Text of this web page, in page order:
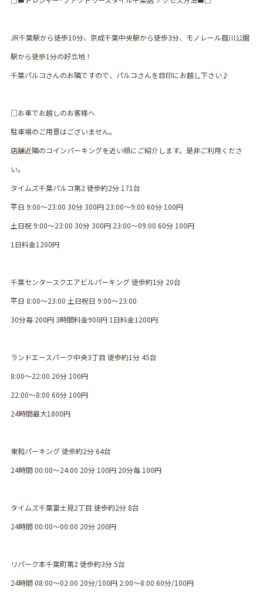
JR千葉駅から徒歩10分、京成千葉中央駅から徒歩3分、モノレール葭川公園
駅から徒歩1分の好立地！
千葉パルコさんのお隣ですので、パルコさんを目印にお越し下さい♪
□お車でお越しのお客様へ
駐車場のご用意はございません。
店舗近隣のコインパーキングを近い順にご紹介します。是非ご利用くださ
い。
タイムズ千葉パルコ第2 徒歩約2分 171台
平日 9:00〜23:00 30分 300円 23:00〜9:00 60分 100円
土日祝 9:00〜23:00 30分 300円 23:00〜09:00 60分 100円
1日料金1200円
千葉センタースクエアビルパーキング 徒歩約1分 20台
平日 8:00〜23:00 土日祝日 9:00〜23:00
30分毎 200円 3時間料金900円 1日料金1200円
ランドエースパーク中央3丁目 徒歩約1分 45台
8:00〜22:00 20分 100円
22:00〜8:00 60分 100円
24時間最大1800円
東和パーキング 徒歩約2分 64台
24時間 00:00〜24:00 20分 100円 20分毎 100円
タイムズ千葉富士見2丁目 徒歩約2分 8台
24時間 00:00〜00:00 20分 200円
リパーク本千葉町第2 徒歩約3分 5台
24時間 08:00〜02:00 20分/100円 2:00〜8:00 60分/100円